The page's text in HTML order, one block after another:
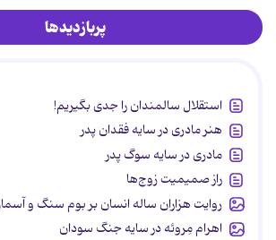
پربازدیدها
استقلال سالمندان را جدی بگیریم!
هنر مادری در سایه‌ فقدان پدر
مادری در سایه سوگ پدر
راز صمیمیت زوج‌ها
روایت هزاران ساله انسان بر بوم سنگ و
اهرام مِروئه در سایه جنگ سودان